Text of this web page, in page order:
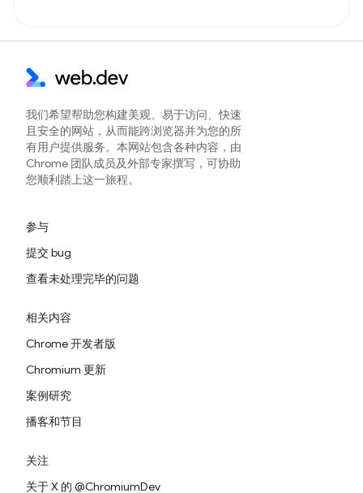
我们希望帮助您构建美观、易于访问、快速
且安全的网站，从而能跨浏览器并为您的所
有用户提供服务。本网站包含各种内容，由
Chrome 团队成员及外部专家撰写，可协助
您顺利踏上这一旅程。
参与
提交 bug
查看未处理完毕的问题
相关内容
Chrome 开发者版
Chromium 更新
案例研究
播客和节目
关注
关于 X 的 @ChromiumDev